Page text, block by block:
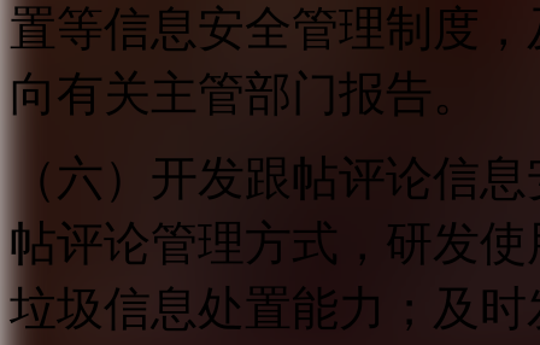
置等信息安全管理制度
向有关主管部门报告。
（六）开发跟帖评论信
帖评论管理方式，研发
垃圾信息处置能力；及